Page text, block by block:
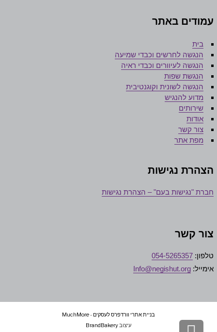
באתר
בית
הנגשה לחרשים וכבדי שמיעה
הנגשה לעיוורים וכבדי ראיה
הנגשת שפות
הנגשה לשונית וקוגנטיבית
מדוע להנגיש
שירותים
אודות
צור קשר
מפת אתר
נגישות
"נגישות בעם" – הצהרת נגישות
קשר
054-5265357
Info@negishut.org
בניית אתרי וורדפרס לעסקים-
MuchMore
עיצובBrandBakery